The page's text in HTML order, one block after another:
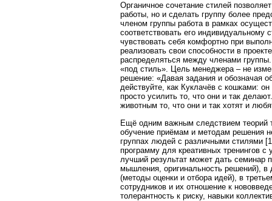
Органичное сочетание стилей
работы, но и сделать группу более
членом группы работа в рамках
соответствовать его
чувствовать себя комфортно при
реализовать свои способности в
распределяться между членами
«под стиль». Цель менеджера – не
решение: «Давая задания и обозначая
действуйте, как Куклачёв с кошками:
просто усилить то, что они и так
животным то, что они и так хотят и
Ещё одним важным следствием теорий
обучение приёмам и методам решения
группах людей с различными стилями
программу для креативных тренингов
лучший результат может дать семинар
мышления, оригинальность решений),
(методы оценки и отбора идей), в
сотрудников и их отношение к
толерантность к риску, навыки